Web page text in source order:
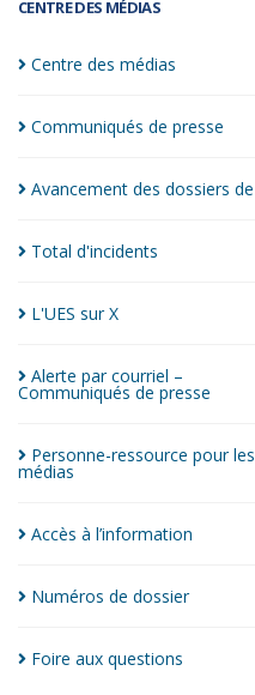
CENTRE DES MÉDIAS
Centre des médias
Communiqués de presse
Avancement des dossiers de
Total d'incidents
L'UES surX
Alerte par courriel –
Communiqués de presse
Personne-ressource pour les
médias
Accès à l’information
Numéros de dossier
Foire aux questions